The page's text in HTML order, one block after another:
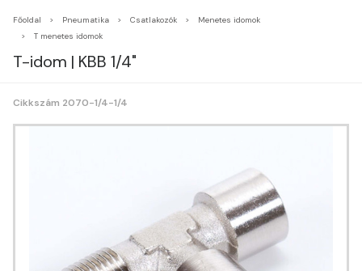
Főoldal Pneumatika Csatlakozók
Menetes idomok
T menetes idomok
T-idom | KBB 1/4"
Cikkszám 2070-1/4-1/4